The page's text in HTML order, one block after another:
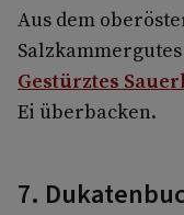
Aus dem
Gestürztes
Ei überbacken.
7.